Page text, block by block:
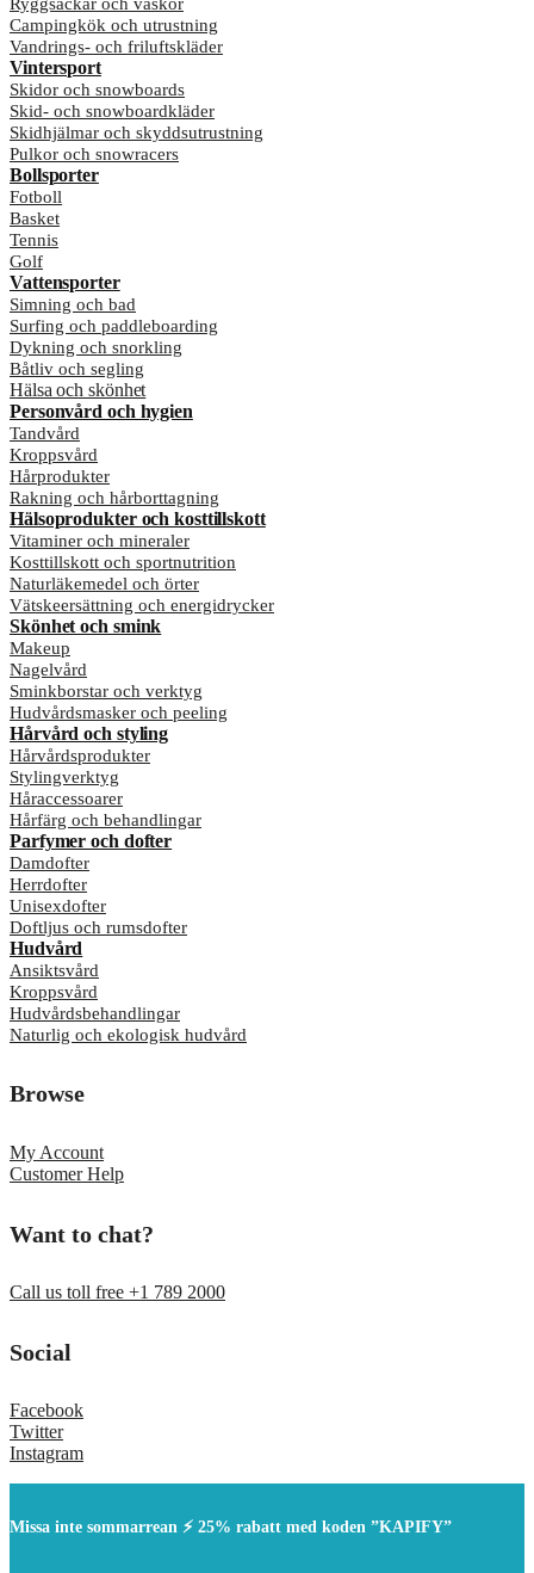
Campingkök och utrustning
Vandrings- och friluftskläder
Vintersport
Skidor och snowboards
Skid- och snowboardkläder
Skidhjälmar och skyddsutrustning
Pulkor och snowracers
Bollsporter
Fotboll
Basket
Tennis
Golf
Vattensporter
Simning och bad
Surfing och paddleboarding
Dykning och snorkling
Båtliv och segling
Hälsa och skönhet
Personvård och hygien
Tandvård
Kroppsvård
Hårprodukter
Rakning och hårborttagning
Hälsoprodukter och kosttillskott
Vitaminer och mineraler
Kosttillskott och sportnutrition
Naturläkemedel och örter
Vätskeersättning och energidrycker
Skönhet och smink
Makeup
Nagelvård
Sminkborstar och verktyg
Hudvårdsmasker och peeling
Hårvård och styling
Hårvårdsprodukter
Stylingverktyg
Håraccessoarer
Hårfärg och behandlingar
Parfymer och dofter
Damdofter
Herrdofter
Unisexdofter
Doftljus och rumsdofter
Hudvård
Ansiktsvård
Kroppsvård
Hudvårdsbehandlingar
Naturlig och ekologisk hudvård
Browse
My Account
Customer Help
Want to chat?
Call us toll free +1 789 2000
Social
Facebook
Twitter
Instagram
Missa inte sommarrean ⚡ 25% rabatt med koden ”KAPIFY”